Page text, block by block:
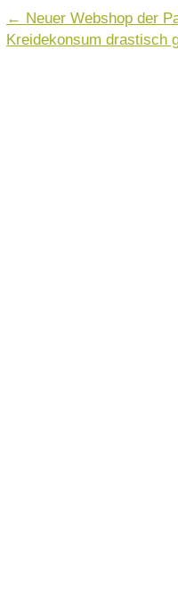
← Neuer Webshop der
Kreidekonsum drastisch